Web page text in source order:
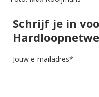
Schrijf je in
Jouw e-mailadres*